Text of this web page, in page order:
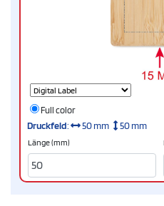
Full color
Druckfeld: 50 mm 50 mm
Länge (mm)